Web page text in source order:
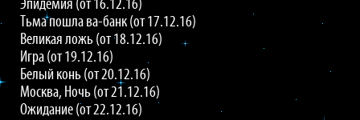
Эпидемия (от 16.12.16)
Тьма пошла ва-банк (от 17.12.16)
Великая ложь (от 18.12.16)
Игра (от 19.12.16)
Белый конь (от 20.12.16)
Москва, Ночь (от 21.12.16)
Ожидание (от 22.12.16)